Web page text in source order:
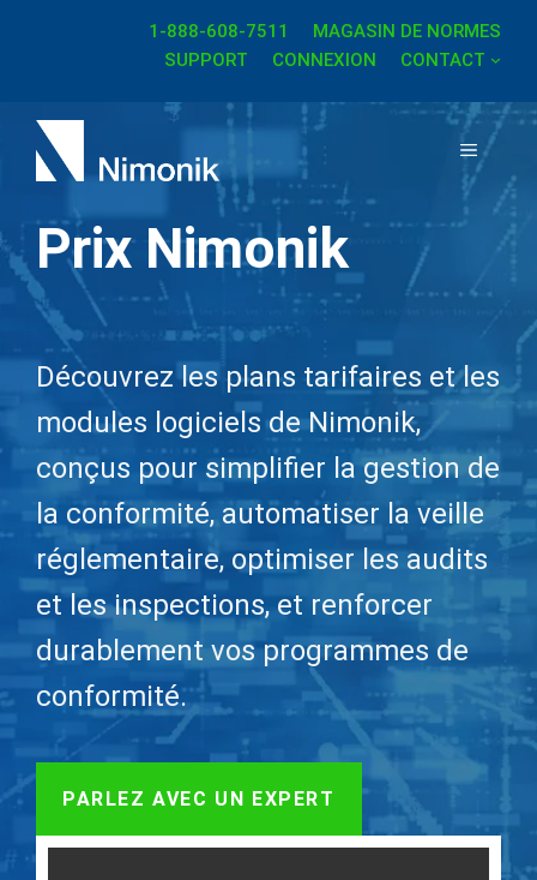
1-888-608-7511
MAGASIN DE NORMES
SUPPORT
CONNEXION CONTACT
MENU
Prix Nimonik
Découvrez les plans tarifaires et les
modules logiciels de Nimonik,
conçus pour simplifier la gestion de
la conformité, automatiser la veille
réglementaire, optimiser les audits
et les inspections, et renforcer
durablement vos programmes de
conformité.
PARLEZ AVEC UN EXPERT